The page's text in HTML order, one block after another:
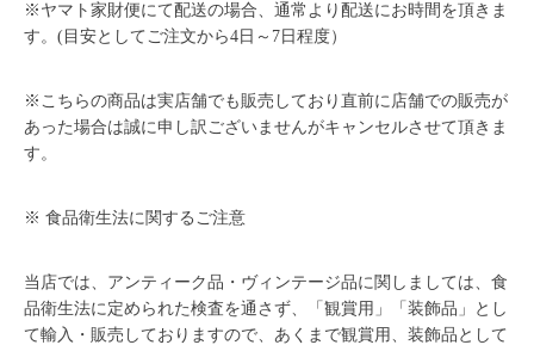
※ヤマト家財便にて配送の場合、通常より配送にお時間を頂きま
す。(目安としてご注文から4日～7日程度）
※こちらの商品は実店舗でも販売しており直前に店舗での販売が
あった場合は誠に申し訳ございませんがキャンセルさせて頂きま
す。
※ 食品衛生法に関するご注意
当店では、アンティーク品・ヴィンテージ品に関しましては、食
品衛生法に定められた検査を通さず、「観賞用」「装飾品」とし
て輸入・販売しておりますので、あくまで観賞用、装飾品として